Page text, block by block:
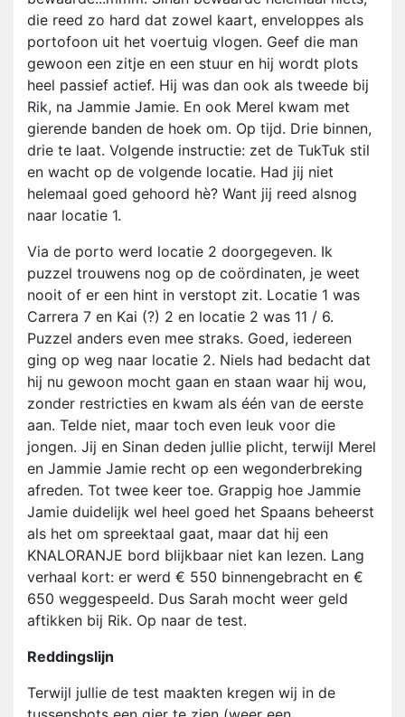
die reed zo hard dat zowel kaart, enveloppes als
portofoon uit het voertuig vlogen. Geef die man
gewoon een zitje en een stuur en hij wordt plots
heel passief actief. Hij was dan ook als tweede bij
Rik, na Jammie Jamie. En ook Merel kwam met
gierende banden de hoek om. Op tijd. Drie binnen,
drie te laat. Volgende instructie: zet de TukTuk stil
en wacht op de volgende locatie. Had jij niet
helemaal goed gehoord hè? Want jij reed alsnog
naar locatie 1.
Via de porto werd locatie 2 doorgegeven. Ik
puzzel trouwens nog op de coördinaten, je weet
nooit of er een hint in verstopt zit. Locatie 1 was
Carrera 7 en Kai (?) 2 en locatie 2 was 11 / 6.
Puzzel anders even mee straks. Goed, iedereen
ging op weg naar locatie 2. Niels had bedacht dat
hij nu gewoon mocht gaan en staan waar hij wou,
zonder restricties en kwam als één van de eerste
aan. Telde niet, maar toch even leuk voor die
jongen. Jij en Sinan deden jullie plicht, terwijl Merel
en Jammie Jamie recht op een wegonderbreking
afreden. Tot twee keer toe. Grappig hoe Jammie
Jamie duidelijk wel heel goed het Spaans beheerst
als het om spreektaal gaat, maar dat hij een
KNALORANJE bord blijkbaar niet kan lezen. Lang
verhaal kort: er werd € 550 binnengebracht en €
650 weggespeeld. Dus Sarah mocht weer geld
aftikken bij Rik. Op naar de test.
Reddingslijn
Terwijl jullie de test maakten kregen wij in de